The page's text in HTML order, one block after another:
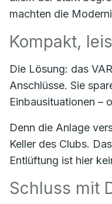
machten die
Kompakt,
Die Lösung: das
Anschlüsse. Sie
Einbausituationen –
Denn die Anlage
Keller des Clubs.
Entlüftung ist hier
Schluss mit